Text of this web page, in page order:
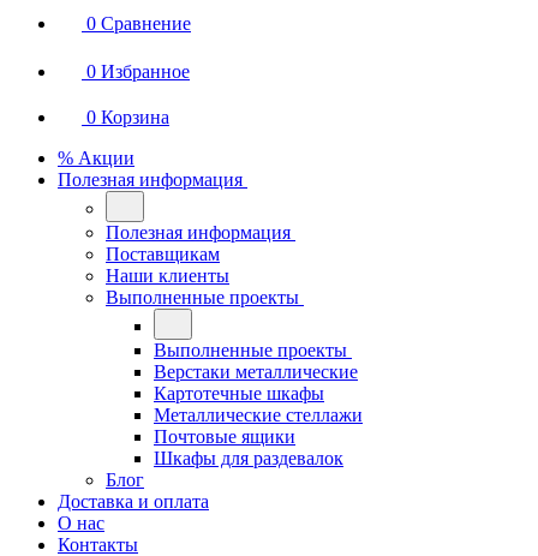
0 Сравнение
0 Избранное
0 Корзина
% Акции
Полезная информация
Полезная информация
Поставщикам
Наши клиенты
Выполненные проекты
Выполненные проекты
Верстаки металлические
Картотечные шкафы
Металлические стеллажи
Почтовые ящики
Шкафы для раздевалок
Блог
Доставка и оплата
О нас
Контакты